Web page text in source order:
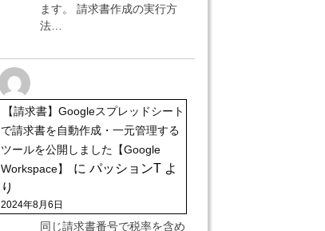
ます。 請求書作成の実行方
法…
【請求書】Googleスプレッドシート
で請求書を自動作成・一元管理する
ツールを公開しました【Google
Workspace】
に パッションT よ
り
2024年8月6日
同じ請求書番号で税率を含め